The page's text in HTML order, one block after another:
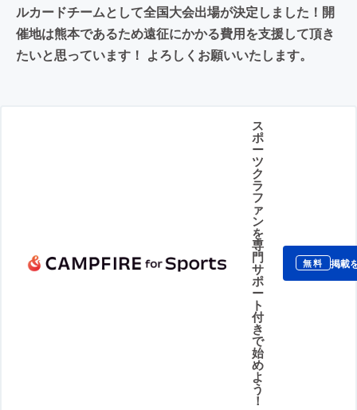
ルカードチームとして全国大会出場が決定しました！開
催地は熊本であるため遠征にかかる費用を支援して頂き
たいと思っています！ よろしくお願いいたします。
ス
ポ
ー
ツ
ク
ラ
フ
ァ
ン
を
専
門
サ
ポ
ー
ト
付
き
で
始
め
よ
う
！
無料 掲載